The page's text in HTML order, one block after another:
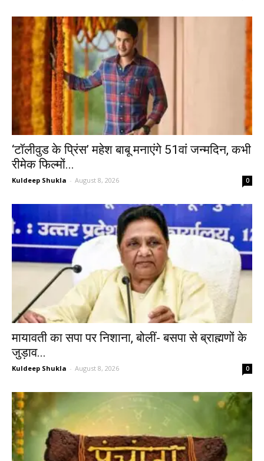
‘टॉलीवुड के प्रिंस’ महेश बाबू मनाएंगे 51वां जन्मदिन, कभी
रीमेक फिल्मों...
Kuldeep Shukla - August 8, 2026 0
मायावती का सपा पर निशाना, बोलीं- बसपा से ब्राह्मणों के
जुड़ाव...
Kuldeep Shukla - August 8, 2026 0